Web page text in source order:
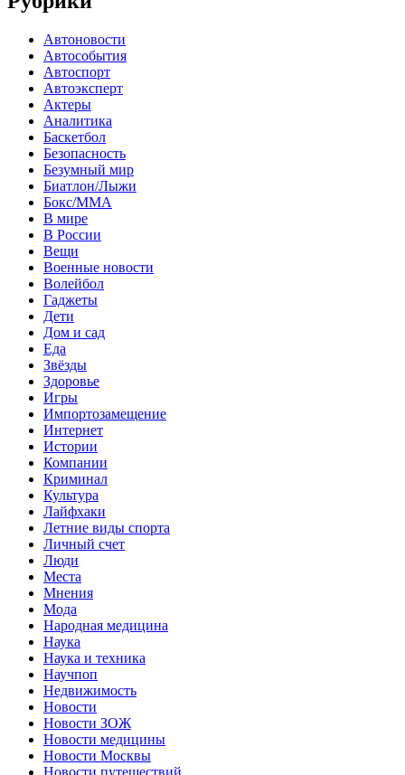
Автоновости
Автособытия
Автоспорт
Автоэксперт
Актеры
Аналитика
Баскетбол
Безопасность
Безумный мир
Биатлон/Лыжи
Бокс/MMA
В мире
В России
Вещи
Военные новости
Волейбол
Гаджеты
Дети
Дом и сад
Еда
Звёзды
Здоровье
Игры
Импортозамещение
Интернет
Истории
Компании
Криминал
Культура
Лайфхаки
Летние виды спорта
Личный счет
Люди
Места
Мнения
Мода
Народная медицина
Наука
Наука и техника
Научпоп
Недвижимость
Новости
Новости ЗОЖ
Новости медицины
Новости Москвы
Новости путешествий